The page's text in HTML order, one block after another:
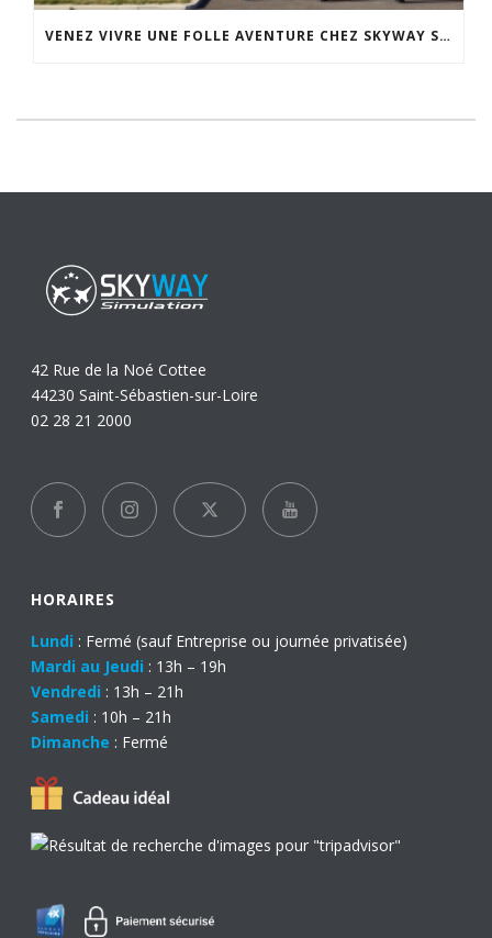
VENEZ VIVRE UNE FOLLE AVENTURE CHEZ SKYWAY SIMULATION.
42 Rue de la Noé Cottee
44230 Saint-Sébastien-sur-Loire
02 28 21 2000
HORAIRES
Lundi : Fermé (sauf Entreprise ou journée privatisée)
Mardi au Jeudi : 13h – 19h
Vendredi : 13h – 21h
Samedi : 10h – 21h
Dimanche : Fermé